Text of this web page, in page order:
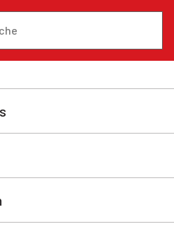
marxistes et
des femmes
à une échelle
d’Eleanor Marx,